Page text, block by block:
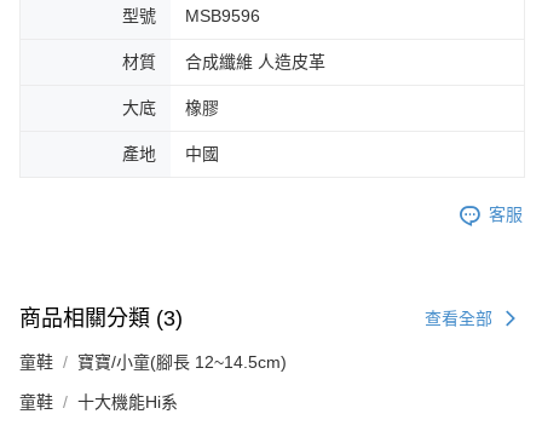
型號 MSB9596
材質 合成纖維 人造皮革
大底 橡膠
產地 中國
客服
商品相關分類 (3) 查看全部
童鞋 寶寶/小童(腳長 12~14.5cm)
童鞋 十大機能Hi系